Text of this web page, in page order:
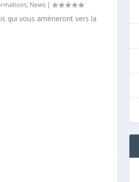
, News|
qui vous amèneront vers la